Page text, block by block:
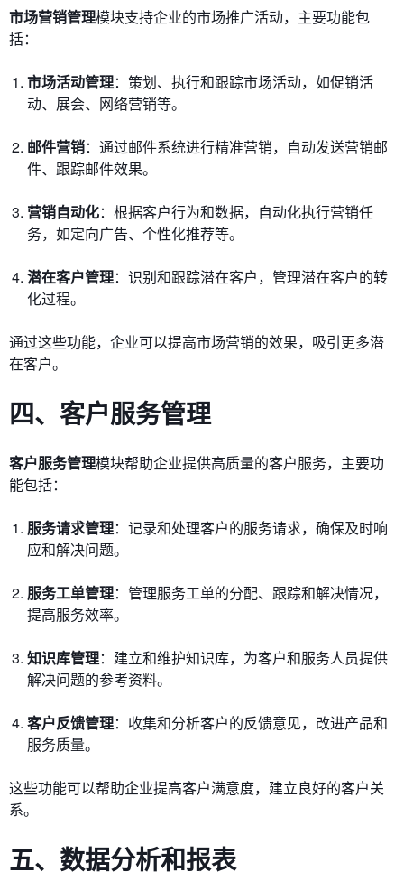
市场营销管理模块支持企业的市场推广活动，主要功能包
括：
市场活动管理：策划、执行和跟踪市场活动，如促销活
动、展会、网络营销等。
邮件营销：通过邮件系统进行精准营销，自动发送营销邮
件、跟踪邮件效果。
营销自动化：根据客户行为和数据，自动化执行营销任
务，如定向广告、个性化推荐等。
潜在客户管理：识别和跟踪潜在客户，管理潜在客户的转
化过程。
通过这些功能，企业可以提高市场营销的效果，吸引更多潜
在客户。
四、客户服务管理
客户服务管理模块帮助企业提供高质量的客户服务，主要功
能包括：
服务请求管理：记录和处理客户的服务请求，确保及时响
应和解决问题。
服务工单管理：管理服务工单的分配、跟踪和解决情况，
提高服务效率。
知识库管理：建立和维护知识库，为客户和服务人员提供
解决问题的参考资料。
客户反馈管理：收集和分析客户的反馈意见，改进产品和
服务质量。
这些功能可以帮助企业提高客户满意度，建立良好的客户关
系。
五、数据分析和报表